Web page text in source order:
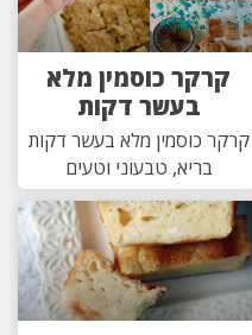
קרקר כוסמין מלא
בעשר דקות
קרקר כוסמין מלא בעשר דקות
בריא, טבעוני וטעים